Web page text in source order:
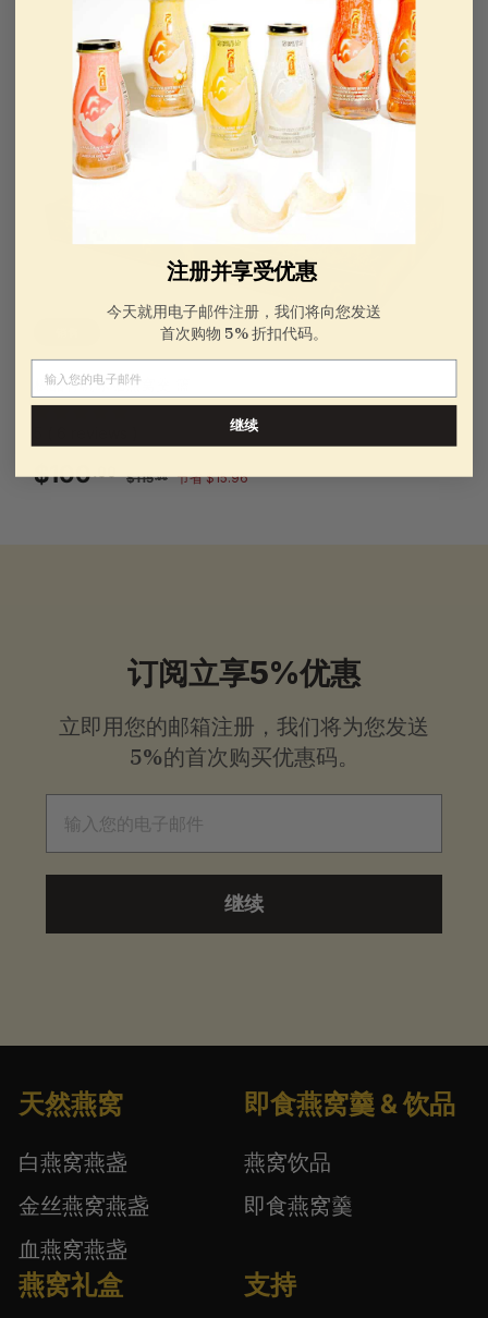
极品有机冰糖燕窝羹 篮
售
$100.00$100.00
常
$115.96$115.96
节省 $15.96
订阅立享5%优惠
立即用您的邮箱注册，我们将为您发送
5%的首次购买优惠码。
继续
天然燕窝
白燕窝燕盏
金丝燕窝燕盏
血燕窝燕盏
即食燕窝羹 & 饮品
燕窝饮品
即食燕窝羹
燕窝礼盒 支持
注册并享受优惠
今天就用电子邮件注册，我们将向您发送
首次购物 5% 折扣代码。
电子邮件
继续